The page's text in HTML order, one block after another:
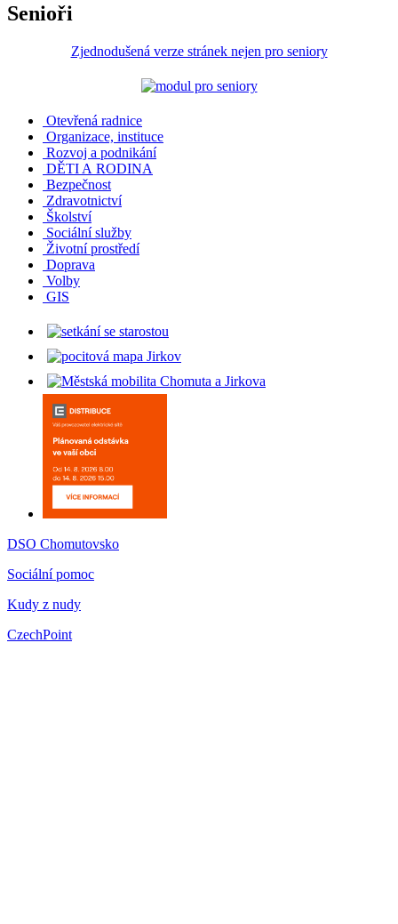
Senioři
Zjednodušená verze stránek nejen pro seniory
Otevřená radnice
Organizace, instituce
Rozvoj a podnikání
DĚTI A RODINA
Bezpečnost
Zdravotnictví
Školství
Sociální služby
Životní prostředí
Doprava
Volby
GIS
DSO Chomutovsko
Sociální pomoc
Kudy z nudy
CzechPoint